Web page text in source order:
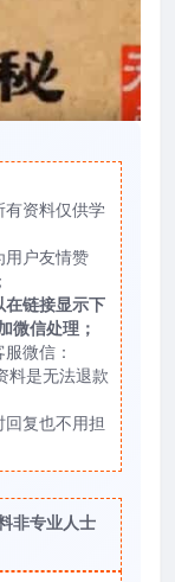
有资料仅供学
用户友情赞
在链接显示下
微信处理；
微信：
料是无法退款
回复也不用担
非专业人士